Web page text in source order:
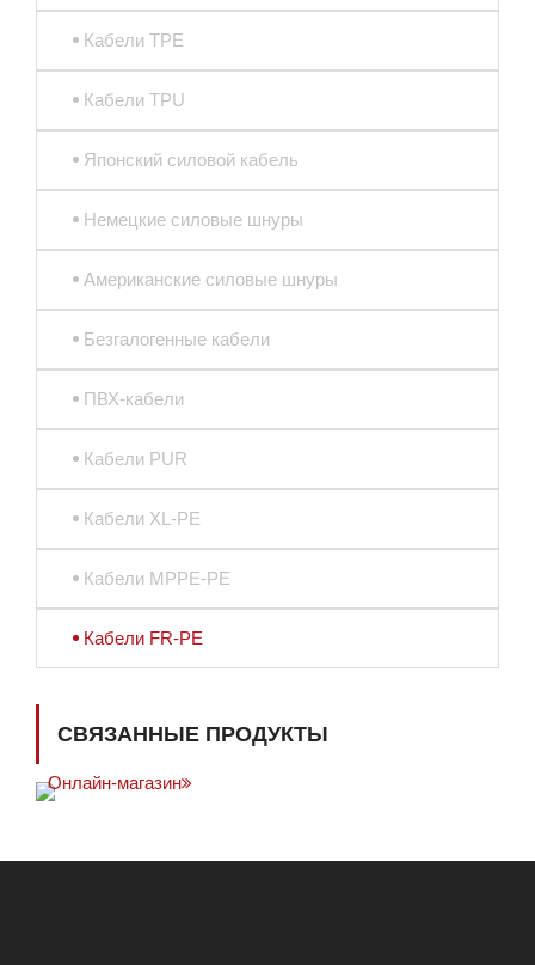
Кабели TPE
Кабели TPU
Японский силовой кабель
Немецкие силовые шнуры
Американские силовые шнуры
Безгалогенные кабели
ПВХ-кабели
Кабели PUR
Кабели XL-PE
Кабели MPPE-PE
Кабели FR-PE
СВЯЗАННЫЕ ПРОДУКТЫ
Онлайн-магазин